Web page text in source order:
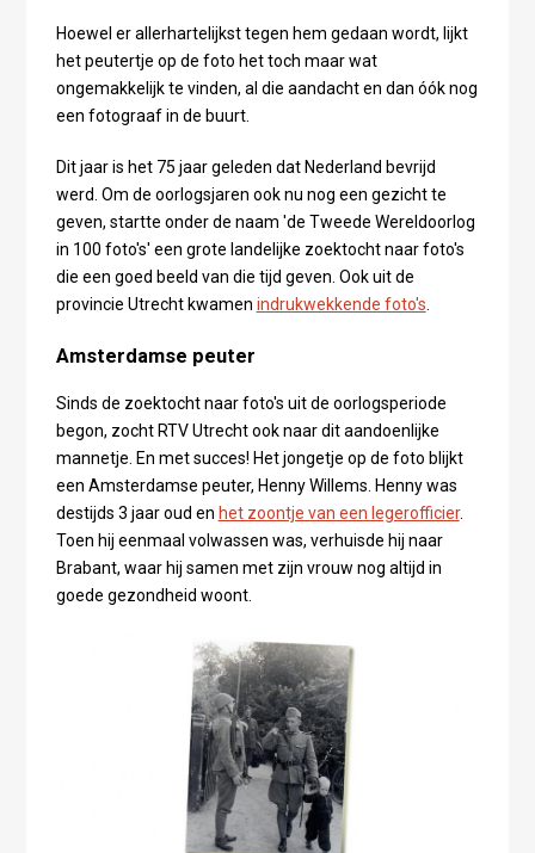
Hoewel er allerhartelijkst tegen hem gedaan wordt, lijkt
het peutertje op de foto het toch maar wat
ongemakkelijk te vinden, al die aandacht en dan óók nog
een fotograaf in de buurt.
Dit jaar is het 75 jaar geleden dat Nederland bevrijd
werd. Om de oorlogsjaren ook nu nog een gezicht te
geven, startte onder de naam 'de Tweede Wereldoorlog
in 100 foto's' een grote landelijke zoektocht naar foto's
die een goed beeld van die tijd geven. Ook uit de
provincie Utrecht kwamen indrukwekkende foto's
Amsterdamse peuter
Sinds de zoektocht naar foto's uit de oorlogsperiode
begon, zocht RTV Utrecht ook naar dit aandoenlijke
mannetje. En met succes! Het jongetje op de foto blijkt
een Amsterdamse peuter, Henny Willems. Henny was
destijds 3 jaar oud en het zoontje van een legerofficier.
Toen hij eenmaal volwassen was, verhuisde hij naar
Brabant, waar hij samen met zijn vrouw nog altijd in
goede gezondheid woont.